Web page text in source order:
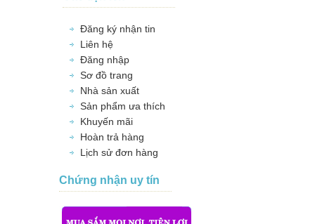
Đăng ký nhận tin
Liên hệ
Đăng nhập
Sơ đồ trang
Nhà sản xuất
Sản phẩm ưa thích
Khuyến mãi
Hoàn trả hàng
Lịch sử đơn hàng
Chứng nhận uy tín